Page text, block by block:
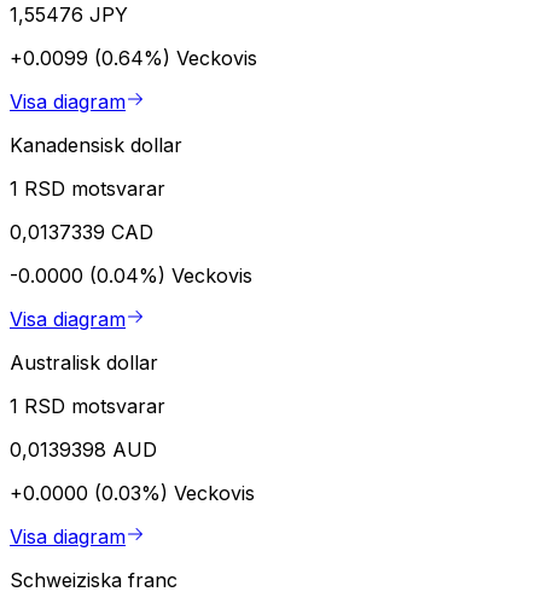
1,55476 JPY
+0.0099 (0.64%) Veckovis
Visa diagram
Kanadensisk dollar
1 RSD motsvarar
0,0137339 CAD
-0.0000 (0.04%) Veckovis
Visa diagram
Australisk dollar
1 RSD motsvarar
0,0139398 AUD
+0.0000 (0.03%) Veckovis
Visa diagram
Schweiziska franc